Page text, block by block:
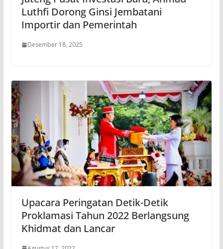
Luthfi Dorong Ginsi Jembatani
Importir dan Pemerintah
Desember 18, 2025
Upacara Peringatan Detik-Detik
Proklamasi Tahun 2022 Berlangsung
Khidmat dan Lancar